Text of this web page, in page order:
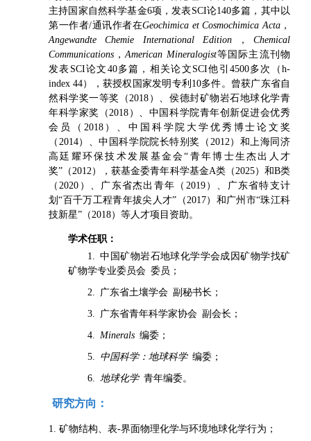
主持国家自然科学基金6项，发表SCI论140多篇，其中以
第一作者/通讯作者在Geochimica et Cosmochimica Acta，
Angewandte Chemie International Edition ，Chemical
Communications ，American Mineralogist等国际主流刊物
发表SCI论文40多篇，相关论文SCI他引4500多次（h-
index 44），获授权国家发明专利10多件。曾获广东省自
然科学奖一等奖（2018）、侯德封矿物岩石地球化学青
年科学家奖（2018）、中国科学院青年创新促进会优秀
会员（2018）、中国科学院大学优秀博士论文奖
（2014）、中国科学院院长特别奖（2012）和上海同济
高廷耀环保技术发展基金会“青年博士生杰出人才
奖”（2012），获基金委青年科学基金A类（2025）和B类
（2020）、广东省杰出青年（2019）、广东省特支计
划“百千万工程青年拔尖人才”（2017）和广州市“珠江科
技新星”（2018）等人才项目资助。
学术任职：
1. 中国矿物岩石地球化学学会成因矿物学找矿
矿物学专业委员会 委员；
2. 广东省土壤学会 副秘书长；
3. 广东省青年科学家协会 副会长；
4. Minerals 编委；
5. 中国科学：地球科学编委；
6. 地球化学青年编委。
研究方向：
1. 矿物结构、表-界面物理化学与环境地球化学行为；